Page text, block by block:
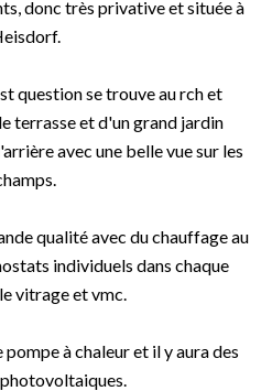
donc très privative et située à
question se trouve au rch et
terrasse et d'un grand jardin
avec une belle vue sur les
qualité avec du chauffage au
individuels dans chaque
vitrage et vmc.
à chaleur et il y aura des